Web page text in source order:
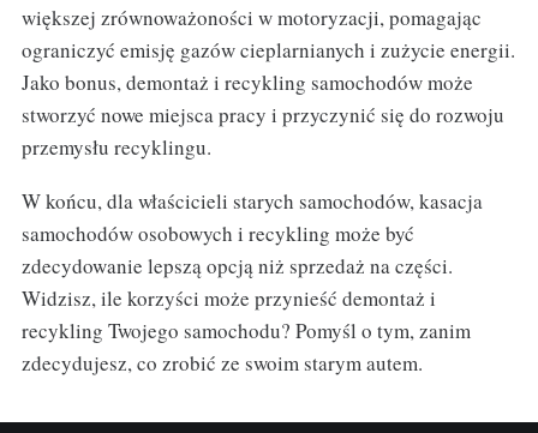
większej zrównoważoności w motoryzacji, pomagając
ograniczyć emisję gazów cieplarnianych i zużycie energii.
Jako bonus, demontaż i recykling samochodów może
stworzyć nowe miejsca pracy i przyczynić się do rozwoju
przemysłu recyklingu.
W końcu, dla właścicieli starych samochodów, kasacja
samochodów osobowych i recykling może być
zdecydowanie lepszą opcją niż sprzedaż na części.
Widzisz, ile korzyści może przynieść demontaż i
recykling Twojego samochodu? Pomyśl o tym, zanim
zdecydujesz, co zrobić ze swoim starym autem.